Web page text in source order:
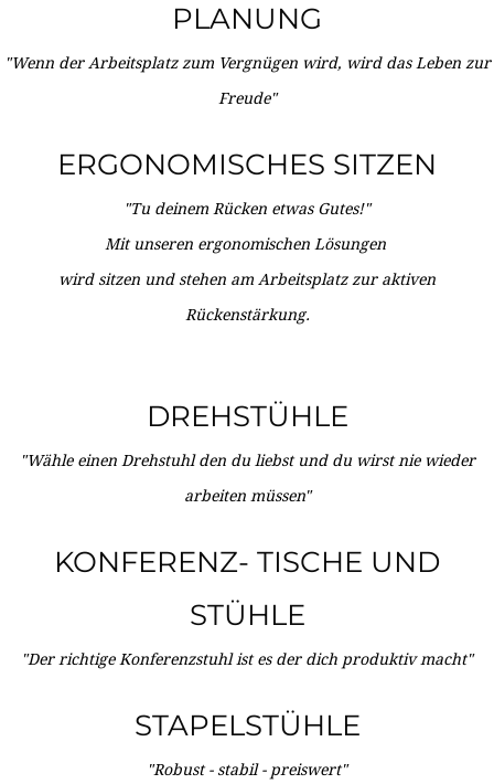
PLANUNG
"Wenn der Arbeitsplatz zum Vergnügen wird, wird das Leben zur
Freude"
ERGONOMISCHES SITZEN
"Tu deinem Rücken etwas Gutes!"
Mit unseren ergonomischen Lösungen
wird sitzen und stehen am Arbeitsplatz zur aktiven
Rückenstärkung.
DREHSTÜHLE
"Wähle einen Drehstuhl den du liebst und du wirst nie wieder
arbeiten müssen"
KONFERENZ- TISCHE UND
STÜHLE
"Der richtige Konferenzstuhl ist es der dich produktiv macht"
STAPELSTÜHLE
"Robust - stabil - preiswert"